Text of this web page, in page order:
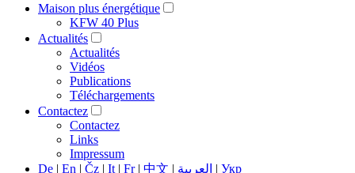
Maison plus énergétique
KFW 40 Plus
Actualités
Actualités
Vidéos
Publications
Téléchargements
Contactez
Contactez
Links
Impressum
De | En | Čz | It | Fr| 中文 | العربية | Укр